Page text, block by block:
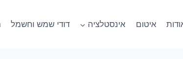
איטום אינסטלציה דודי שמש וחשמל